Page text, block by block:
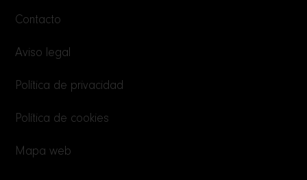
Contacto
Aviso legal
Política de privacidad
Política de cookies
Mapa web